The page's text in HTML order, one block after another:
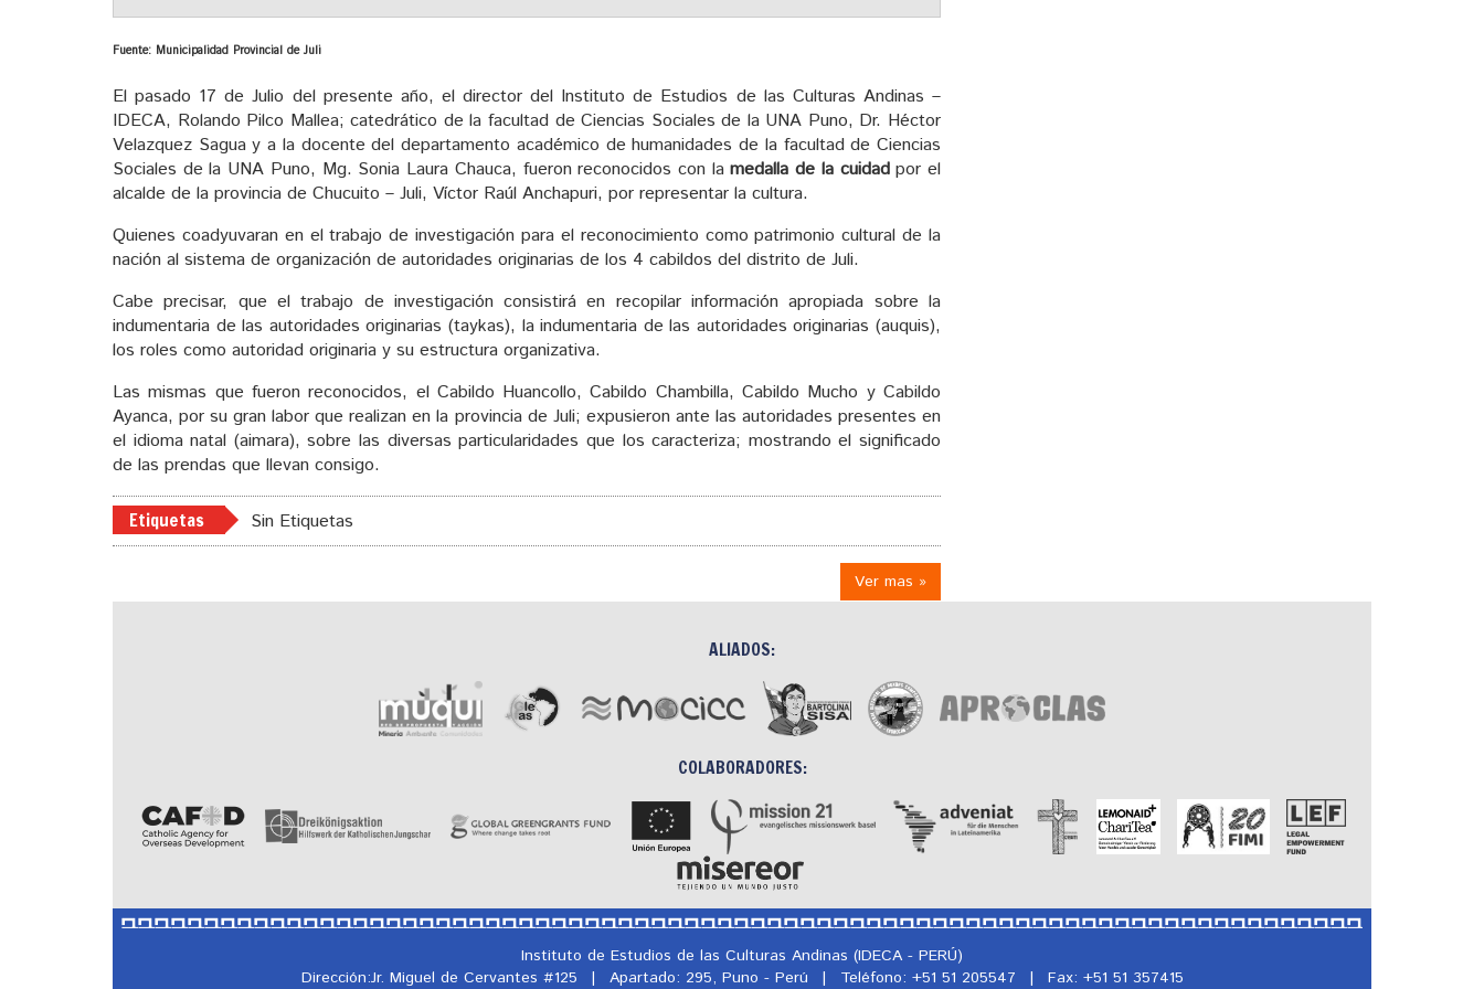
Fuente: Municipalidad Provincial de Juli
El pasado 17 de Julio del presente año, el director del Instituto de Estudios de las Culturas Andinas –
IDECA, Rolando Pilco Mallea; catedrático de la facultad de Ciencias Sociales de la UNA Puno, Dr. Héctor
Velazquez Sagua y a la docente del departamento académico de humanidades de la facultad de Ciencias
Sociales de la UNA Puno, Mg. Sonia Laura Chauca, fueron reconocidos con lamedalla de la cuidadpor el
alcalde de la provincia de Chucuito – Juli, Víctor Raúl Anchapuri, por representar la cultura.
Quienes coadyuvaran en el trabajo de investigación para el reconocimiento como patrimonio cultural de la
nación al sistema de organización de autoridades originarias de los 4 cabildos del distrito de Juli.
Cabe precisar, que el trabajo de investigación consistirá en recopilar información apropiada sobre la
indumentaria de las autoridades originarias (taykas), la indumentaria de las autoridades originarias (auquis),
los roles como autoridad originaria y su estructura organizativa.
Las mismas que fueron reconocidos, el Cabildo Huancollo, Cabildo Chambilla, Cabildo Mucho y Cabildo
Ayanca, por su gran labor que realizan en la provincia de Juli; expusieron ante las autoridades presentes en
el idioma natal (aimara), sobre las diversas particularidades que los caracteriza; mostrando el significado
de las prendas que llevan consigo.
Etiquetas Sin Etiquetas
Ver mas »
ALIADOS:
COLABORADORES:
Instituto de Estudios de las Culturas Andinas (IDECA - PERÚ)
Dirección:Jr. Miguel de Cervantes #125
| Apartado: 295, Puno - Perú | Teléfono: +51 51 205547 | Fax: +51 51 357415